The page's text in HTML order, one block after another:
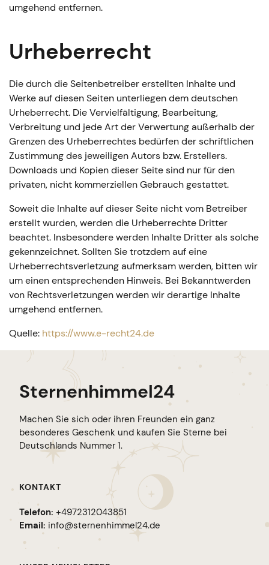
umgehend entfernen.
Urheberrecht
Die durch die Seitenbetreiber erstellten Inhalte und
Werke auf diesen Seiten unterliegen dem deutschen
Urheberrecht. Die Vervielfältigung, Bearbeitung,
Verbreitung und jede Art der Verwertung außerhalb der
Grenzen des Urheberrechtes bedürfen der schriftlichen
Zustimmung des jeweiligen Autors bzw. Erstellers.
Downloads und Kopien dieser Seite sind nur für den
privaten, nicht kommerziellen Gebrauch gestattet.
Soweit die Inhalte auf dieser Seite nicht vom Betreiber
erstellt wurden, werden die Urheberrechte Dritter
beachtet. Insbesondere werden Inhalte Dritter als solche
gekennzeichnet. Sollten Sie trotzdem auf eine
Urheberrechtsverletzung aufmerksam werden, bitten wir
um einen entsprechenden Hinweis. Bei Bekanntwerden
von Rechtsverletzungen werden wir derartige Inhalte
umgehend entfernen.
Quelle: https://www.e-recht24.de
Sternenhimmel24
Machen Sie sich oder ihren Freunden ein ganz
besonderes Geschenk und kaufen Sie Sterne bei
Deutschlands Nummer 1.
KONTAKT
Telefon: +4972312043851
Email: info@sternenhimmel24.de